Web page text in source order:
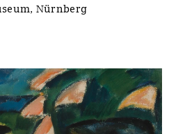
Nürnberg